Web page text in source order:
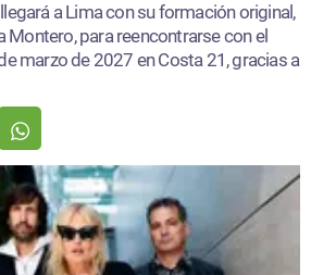
llegará a Lima con su formación original,
Montero, para reencontrarse con el
marzo de 2027 en Costa 21, gracias a